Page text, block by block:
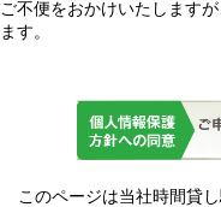
ご不便をおかけいたします
ます。
このページは当社時間貸